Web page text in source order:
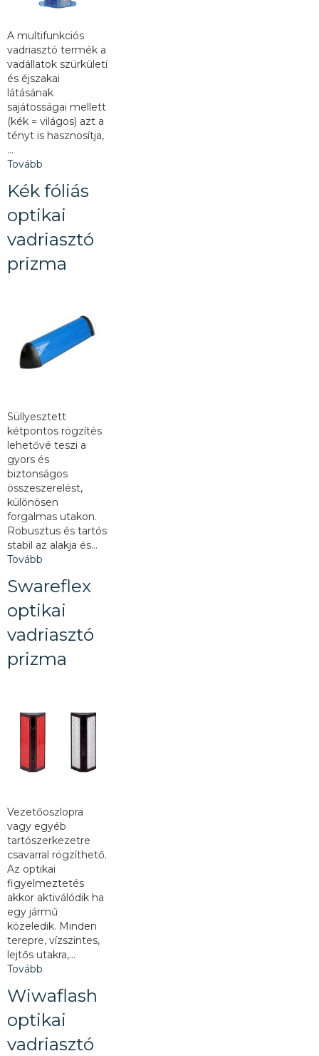
A multifunkciós
vadriasztó termék a
vadállatok szürkületi
és éjszakai
látásának
sajátosságai mellett
(kék = világos) azt a
tényt is hasznosítja,
…
Tovább
Kék fóliás
optikai
vadriasztó
prizma
Süllyesztett
kétpontos rögzítés
lehetővé teszi a
gyors és
biztonságos
összeszerelést,
különösen
forgalmas utakon.
Robusztus és tartós
stabil az alakja és…
Tovább
Swareflex
optikai
vadriasztó
prizma
Vezetőoszlopra
vagy egyéb
tartószerkezetre
csavarral rögzíthető.
Az optikai
figyelmeztetés
akkor aktiválódik ha
egy jármű
közeledik. Minden
terepre, vízszintes,
lejtős utakra,…
Tovább
Wiwaflash
optikai
vadriasztó